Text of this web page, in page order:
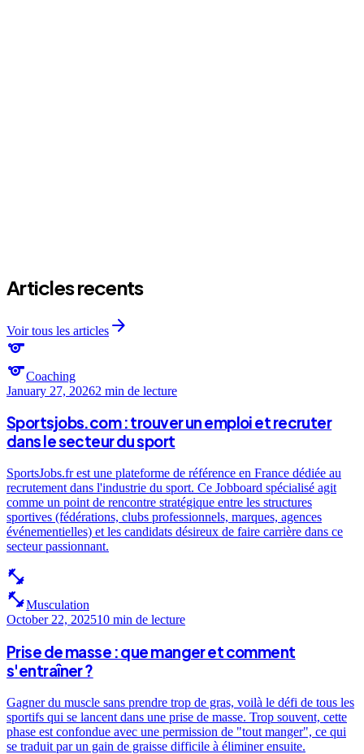
Articles recents
Voir tous les articles arrow_forward
sports
sportsCoaching
January 27, 20262 min de lecture
Sportsjobs.com : trouver un emploi et recruter
dans le secteur du sport
SportsJobs.fr est une plateforme de référence en France dédiée au
recrutement dans l'industrie du sport. Ce Jobboard spécialisé agit
comme un point de rencontre stratégique entre les structures
sportives (fédérations, clubs professionnels, marques, agences
événementielles) et les candidats désireux de faire carrière dans ce
secteur passionnant.
fitness_center
fitness_centerMusculation
October 22, 202510 min de lecture
Prise de masse : que manger et comment
s'entraîner ?
Gagner du muscle sans prendre trop de gras, voilà le défi de tous les
sportifs qui se lancent dans une prise de masse. Trop souvent, cette
phase est confondue avec une permission de "tout manger", ce qui
se traduit par un gain de graisse difficile à éliminer ensuite.